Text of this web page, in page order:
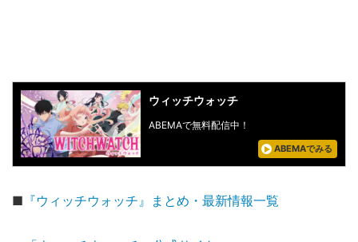
ウィッチウォッチ
ABEMAで無料配信中！
ABEMAでみる
■ 『ウィッチウォッチ』まとめ・最新情報一覧